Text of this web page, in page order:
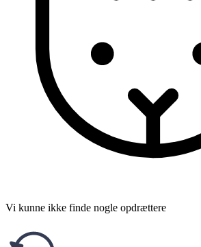
Vi kunne ikke finde nogle opdrættere